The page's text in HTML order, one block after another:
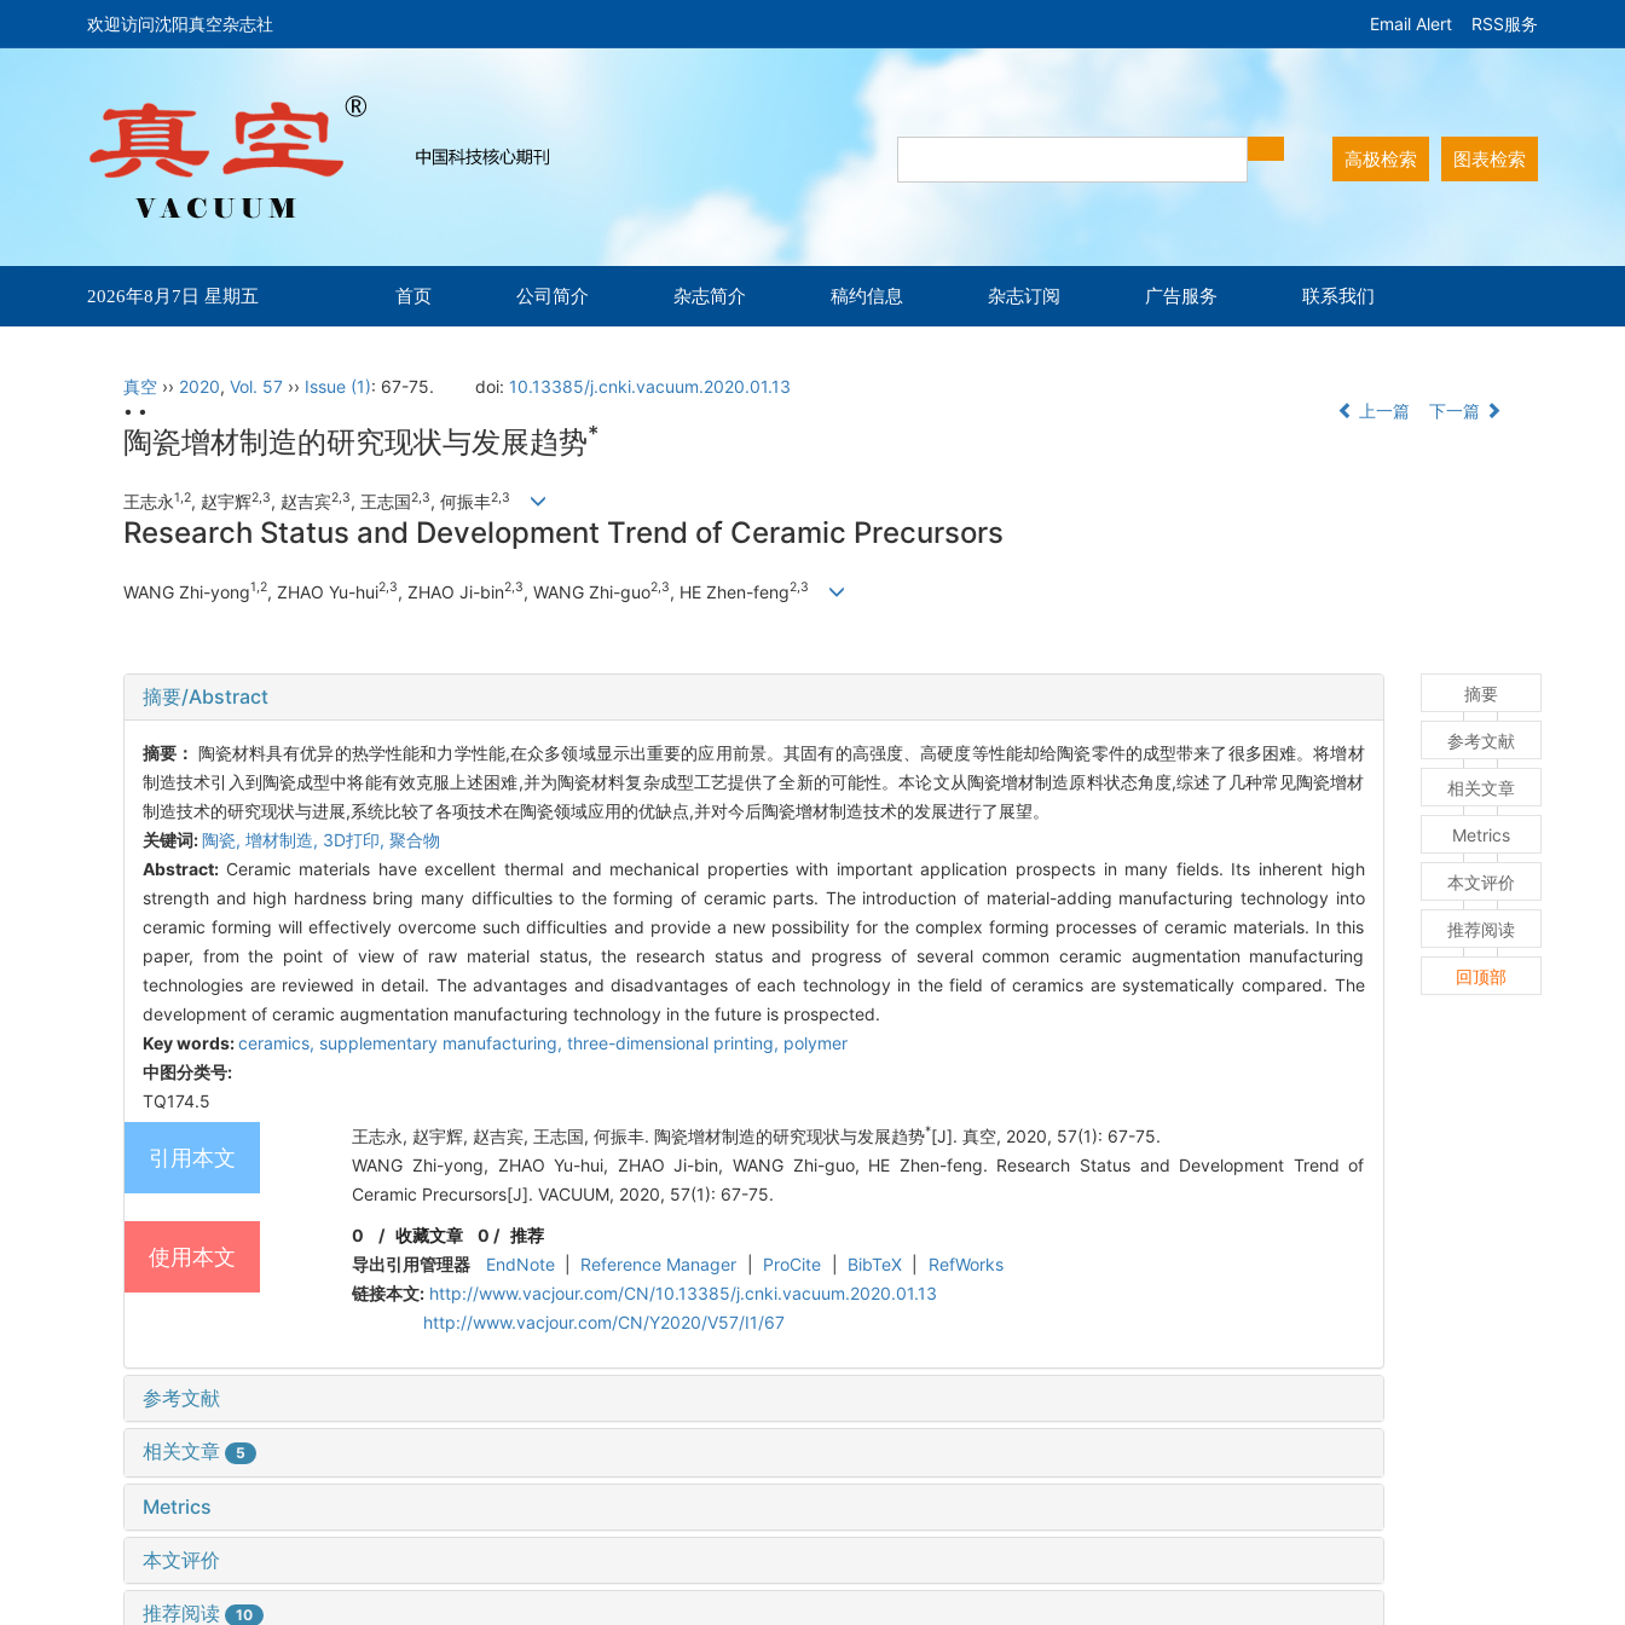
欢迎访问沈阳真空杂志社 Email Alert RSS服务
图表检索
高极检索
2026年8月7日 星期五 首页 公司简介 杂志简介 稿约信息 杂志订阅 广告服务 联系我们
真空 ›› 2020, Vol. 57 ›› Issue (1): 67-75. doi: 10.13385/j.cnki.vacuum.2020.01.13
• •
上一篇 下一篇
陶瓷增材制造的研究现状与发展趋势*
王志永1,2, 赵宇辉2,3, 赵吉宾2,3, 王志国2,3, 何振丰2,3
Research Status and Development Trend of Ceramic Precursors
WANG Zhi-yong1,2, ZHAO Yu-hui2,3, ZHAO Ji-bin2,3, WANG Zhi-guo2,3, HE Zhen-feng2,3
摘要/Abstract
摘要： 陶瓷材料具有优异的热学性能和力学性能,在众多领域显示出重要的应用前景。其固有的高强度、高硬度等性能却给陶瓷零件的成型带来了很多困难。将增材
制造技术引入到陶瓷成型中将能有效克服上述困难,并为陶瓷材料复杂成型工艺提供了全新的可能性。本论文从陶瓷增材制造原料状态角度,综述了几种常见陶瓷增材
制造技术的研究现状与进展,系统比较了各项技术在陶瓷领域应用的优缺点,并对今后陶瓷增材制造技术的发展进行了展望。
关键词:陶瓷, 增材制造, 3D打印, 聚合物
Abstract: Ceramic materials have excellent thermal and mechanical properties with important application prospects in many fields. Its inherent high
strength and high hardness bring many difficulties to the forming of ceramic parts. The introduction of material-adding manufacturing technology into
ceramic forming will effectively overcome such difficulties and provide a new possibility for the complex forming processes of ceramic materials. In this
paper, from the point of view of raw material status, the research status and progress of several common ceramic augmentation manufacturing
technologies are reviewed in detail. The advantages and disadvantages of each technology in the field of ceramics are systematically compared. The
development of ceramic augmentation manufacturing technology in the future is prospected.
Key words:ceramics, supplementary manufacturing, three-dimensional printing, polymer
中图分类号:
TQ174.5
引用本文
王志永, 赵宇辉, 赵吉宾, 王志国, 何振丰. 陶瓷增材制造的研究现状与发展趋势*[J]. 真空, 2020, 57(1): 67-75.
WANG Zhi-yong, ZHAO Yu-hui, ZHAO Ji-bin, WANG Zhi-guo, HE Zhen-feng. Research Status and Development Trend of
Ceramic Precursors[J]. VACUUM, 2020, 57(1): 67-75.
使用本文
0 /收藏文章 0 / 推荐
导出引用管理器
EndNote Reference Manager ProCite BibTeX
RefWorks
链接本文: http://www.vacjour.com/CN/10.13385/j.cnki.vacuum.2020.01.13
http://www.vacjour.com/CN/Y2020/V57/I1/67
参考文献
相关文章 5
Metrics
本文评价
推荐阅读 10
摘要
参考文献
相关文章
Metrics
本文评价
推荐阅读
回顶部